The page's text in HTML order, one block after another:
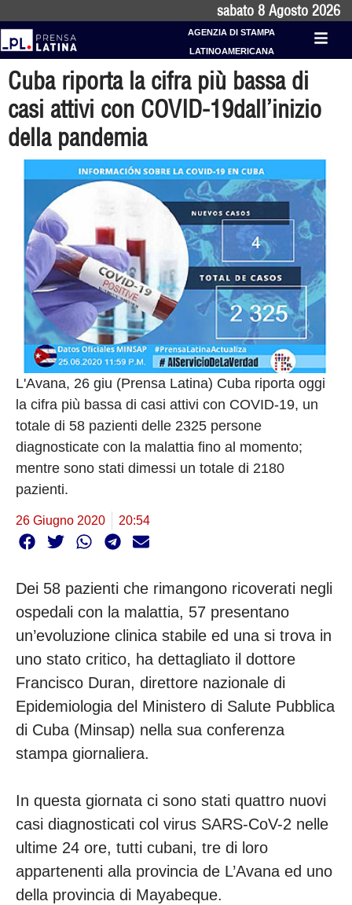
sabato 8 Agosto 2026
AGENZIA DI STAMPA
LATINOAMERICANA
Cuba riporta la cifra più bassa di
casi attivi con COVID-19dall’inizio
della pandemia
L'Avana, 26 giu (Prensa Latina) Cuba riporta oggi
la cifra più bassa di casi attivi con COVID-19, un
totale di 58 pazienti delle 2325 persone
diagnosticate con la malattia fino al momento;
mentre sono stati dimessi un totale di 2180
pazienti.
26 Giugno 2020 20:54
Dei 58 pazienti che rimangono ricoverati negli
ospedali con la malattia, 57 presentano
un’evoluzione clinica stabile ed una si trova in
uno stato critico, ha dettagliato il dottore
Francisco Duran, direttore nazionale di
Epidemiologia del Ministero di Salute Pubblica
di Cuba (Minsap) nella sua conferenza
stampa giornaliera.
In questa giornata ci sono stati quattro nuovi
casi diagnosticati col virus SARS-CoV-2 nelle
ultime 24 ore, tutti cubani, tre di loro
appartenenti alla provincia de L’Avana ed uno
della provincia di Mayabeque.